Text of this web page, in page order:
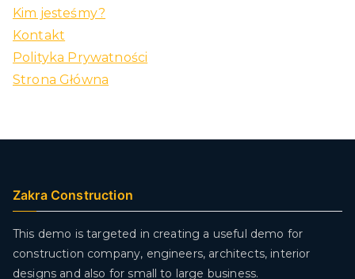
Kim jesteśmy?
Kontakt
Polityka Prywatności
Strona Główna
Zakra Construction
This demo is targeted in creating a useful demo for
construction company, engineers, architects, interior
designs and also for small to large business.